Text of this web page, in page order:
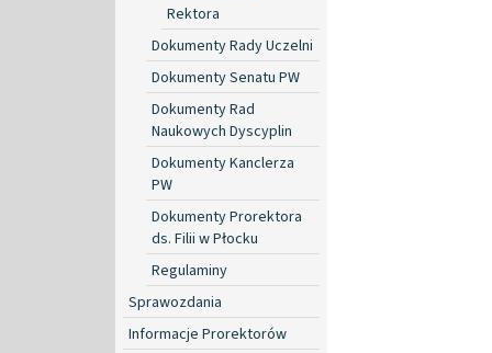
Rektora
Dokumenty Rady Uczelni
Dokumenty Senatu PW
Dokumenty Rad
Naukowych Dyscyplin
Dokumenty Kanclerza
PW
Dokumenty Prorektora
ds. Filii w Płocku
Regulaminy
Sprawozdania
Informacje Prorektorów